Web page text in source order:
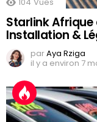
104 Vues
Starlink Afrique
Installation &
parAya Rziga
il y a environ 7